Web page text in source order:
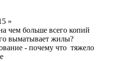
»
чем больше всего копий
выматывает жилы?
- почему что тяжело